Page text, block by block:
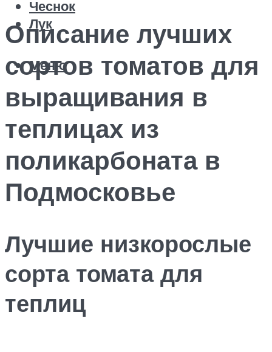
Чеснок
Лук
Меню
Описание лучших
сортов томатов для
выращивания в
теплицах из
поликарбоната в
Подмосковье
Лучшие низкорослые
сорта томата для
теплиц